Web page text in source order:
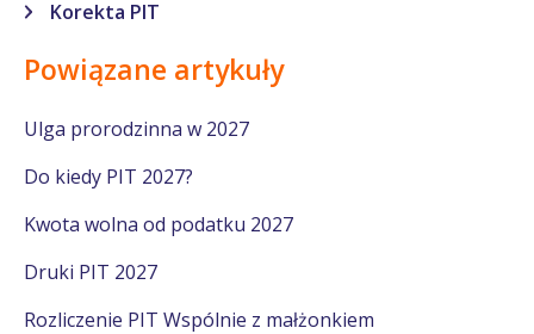
Korekta PIT
Powiązane artykuły
Ulga prorodzinna w 2027
Do kiedy PIT 2027?
Kwota wolna od podatku 2027
Druki PIT 2027
Rozliczenie PIT Wspólnie z małżonkiem